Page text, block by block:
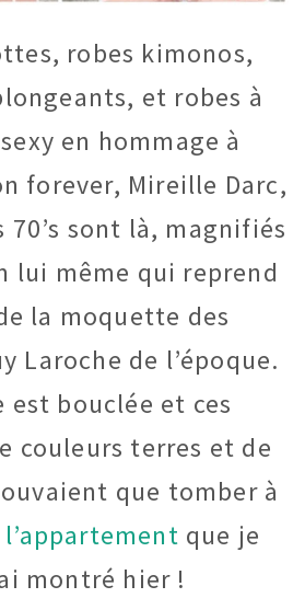
robes kimonos,
et robes à
en hommage à
forever, Mireille Darc,
70’s sont là, magnifiés
lui même qui reprend
la moquette des
Laroche de l’époque.
est bouclée et ces
couleurs terres et de
que tomber à
l’appartement que je
montré hier !